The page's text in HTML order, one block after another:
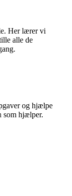
Her lærer vi
alle de
og hjælpe
som hjælper.